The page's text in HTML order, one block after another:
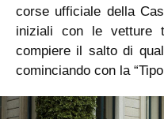
corse ufficiale della
iniziali con le vetture
compiere il salto di
cominciando con la “Tipo